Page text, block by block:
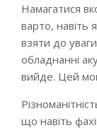
Намагатися
варто, навіть
взяти до
обладнанні
вийде. Цей
що навіть